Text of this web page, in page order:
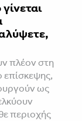
πλέον στη
ως
περιοχής